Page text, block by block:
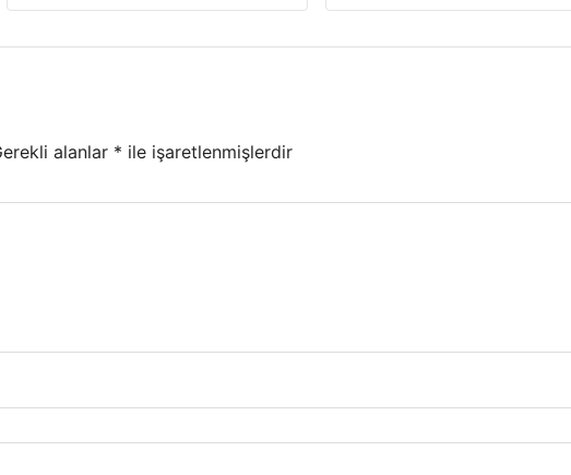
alanlar * ile işaretlenmişlerdir